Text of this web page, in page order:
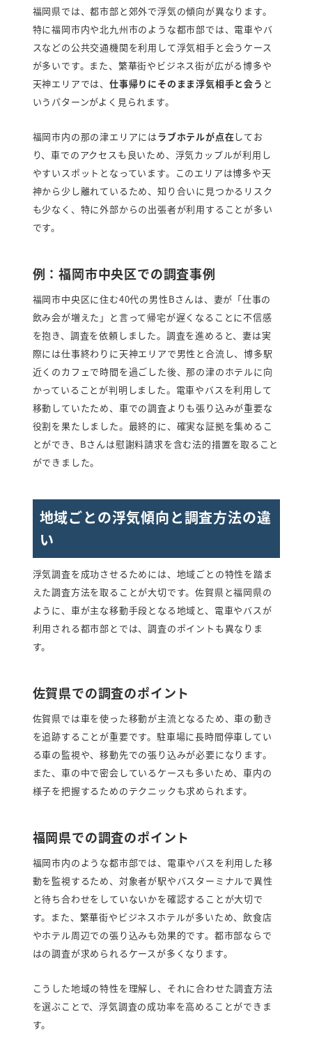
福岡県では、都市部と郊外で浮気の傾向が異なります。
特に福岡市内や北九州市のような都市部では、電車やバ
スなどの公共交通機関を利用して浮気相手と会うケース
が多いです。また、繁華街やビジネス街が広がる博多や
天神エリアでは、 仕事帰りにそのまま浮気相手と会う と
いうパターンがよく見られます。
福岡市内の那の津エリアにはラブホテルが点在してお
り、車でのアクセスも良いため、浮気カップルが利用し
やすいスポットとなっています。このエリアは博多や天
神から少し離れているため、知り合いに見つかるリスク
も少なく、特に外部からの出張者が利用することが多い
です。
例：福岡市中央区での調査事例
福岡市中央区に住む40代の男性Bさんは、妻が「仕事の
飲み会が増えた」と言って帰宅が遅くなることに不信感
を抱き、調査を依頼しました。調査を進めると、妻は実
際には仕事終わりに天神エリアで男性と合流し、博多駅
近くのカフェで時間を過ごした後、那の津のホテルに向
かっていることが判明しました。電車やバスを利用して
移動していたため、車での調査よりも張り込みが重要な
役割を果たしました。最終的に、確実な証拠を集めるこ
とができ、Bさんは慰謝料請求を含む法的措置を取ること
ができました。
地域ごとの浮気傾向と調査方法の違
い
浮気調査を成功させるためには、地域ごとの特性を踏ま
えた調査方法を取ることが大切です。佐賀県と福岡県の
ように、車が主な移動手段となる地域と、電車やバスが
利用される都市部とでは、調査のポイントも異なりま
す。
佐賀県での調査のポイント
佐賀県では車を使った移動が主流となるため、車の動き
を追跡することが重要です。駐車場に長時間停車してい
る車の監視や、移動先での張り込みが必要になります。
また、車の中で密会しているケースも多いため、車内の
様子を把握するためのテクニックも求められます。
福岡県での調査のポイント
福岡市内のような都市部では、電車やバスを利用した移
動を監視するため、対象者が駅やバスターミナルで異性
と待ち合わせをしていないかを確認することが大切で
す。また、繁華街やビジネスホテルが多いため、飲食店
やホテル周辺での張り込みも効果的です。都市部ならで
はの調査が求められるケースが多くなります。
こうした地域の特性を理解し、それに合わせた調査方法
を選ぶことで、浮気調査の成功率を高めることができま
す。